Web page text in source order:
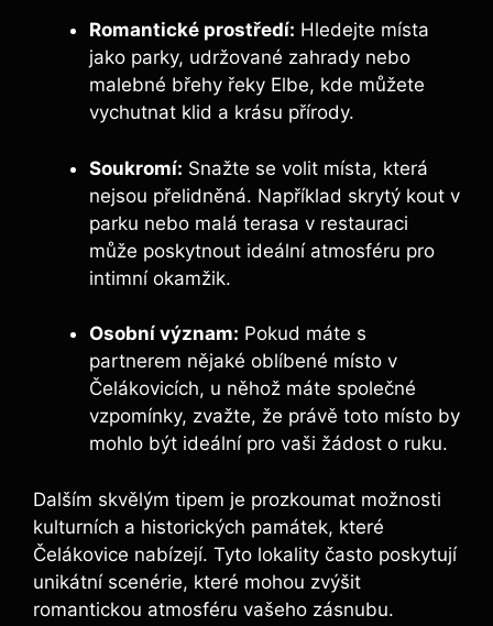
Romantické prostředí: Hledejte místa
jako parky, udržované zahrady nebo
malebné břehy řeky Elbe, kde můžete
vychutnat klid a krásu přírody.
Soukromí: Snažte se volit místa, která
nejsou přelidněná. Například skrytý kout v
parku nebo malá terasa v restauraci
může poskytnout ideální atmosféru pro
intimní okamžik.
Osobní význam: Pokud máte s
partnerem nějaké oblíbené místo v
Čelákovicích, u něhož máte společné
vzpomínky, zvažte, že právě toto místo by
mohlo být ideální pro vaši žádost o ruku.
Dalším skvělým tipem je prozkoumat možnosti
kulturních a historických památek, které
Čelákovice nabízejí. Tyto lokality často poskytují
unikátní scenérie, které mohou zvýšit
romantickou atmosféru vašeho zásnubu.